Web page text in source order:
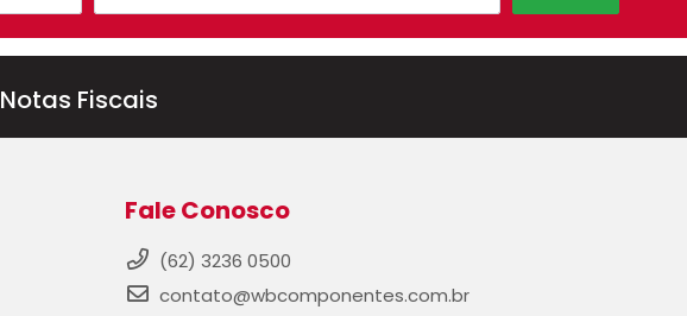
Notas Fiscais
Fale Conosco
(62) 3236 0500
contato@wbcomponentes.com.br